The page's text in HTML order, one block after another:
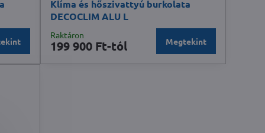
Klíma és hőszivattyú burkolata
DECOCLIM ALU L
Raktáron
199 900 Ft-tól Megtekint